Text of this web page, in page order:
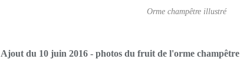
Orme champêtre illustré
Ajout du 10 juin 2016 - photos du fruit de l'orme champêtre